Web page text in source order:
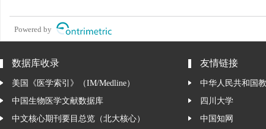
Powered by
数据库收录
美国《医学索引》（IM/Medline）
中国生物医学文献数据库
中文核心期刊要目总览（北大核心）
友情链接
中华人民共和国
四川大学
中国知网